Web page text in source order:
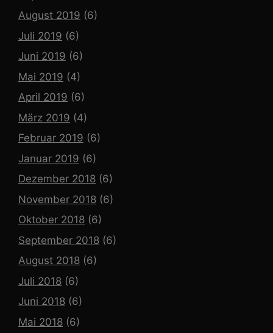
August 2019 (6)
Juli 2019 (6)
Juni 2019 (6)
Mai 2019 (4)
April 2019 (6)
März 2019 (4)
Februar 2019 (6)
Januar 2019 (6)
Dezember 2018 (6)
November 2018 (6)
Oktober 2018 (6)
September 2018 (6)
August 2018 (6)
Juli 2018 (6)
Juni 2018 (6)
Mai 2018 (6)